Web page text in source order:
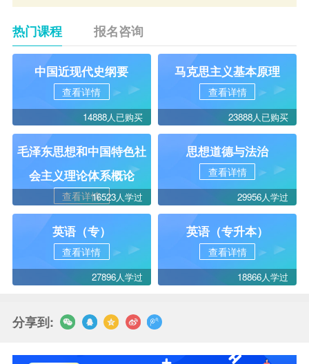
热门课程 报名咨询
中国近现代史纲要
查看详情
14888人已购买
马克思主义基本原理
查看详情
23888人已购买
毛泽东思想和中国特色社
会主义理论体系概论
查看详情16523人学过
思想道德与法治
查看详情
29956人学过
英语（专）
查看详情
27896人学过
英语（专升本）
查看详情
18866人学过
分享到: